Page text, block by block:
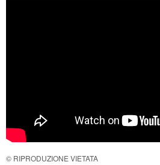
© RIPRODUZIONE VIETATA